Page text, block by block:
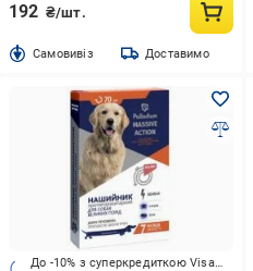
192 ₴/шт.
Cамовивіз Доставимо
До -10% з суперкредиткою Visa Вигода